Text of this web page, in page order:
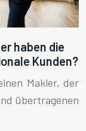
haben die
Kunden?
Makler, der
übertragenen